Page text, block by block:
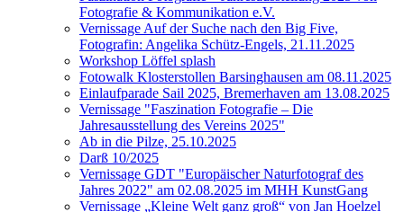
Fotografie & Kommunikation e.V.
Vernissage Auf der Suche nach den Big Five,
Fotografin: Angelika Schütz-Engels, 21.11.2025
Workshop Löffel splash
Fotowalk Klosterstollen Barsinghausen am 08.11.2025
Einlaufparade Sail 2025, Bremerhaven am 13.08.2025
Vernissage "Faszination Fotografie – Die
Jahresausstellung des Vereins 2025"
Ab in die Pilze, 25.10.2025
Darß 10/2025
Vernissage GDT "Europäischer Naturfotograf des
Jahres 2022" am 02.08.2025 im MHH KunstGang
Vernissage „Kleine Welt ganz groß“ von Jan Hoelzel